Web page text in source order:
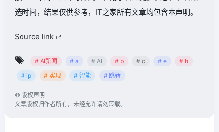
选时间，结果仅供参考，IT之家所有文章均包含本声明。
Source link
# AI新闻 # a # AI # b # c # e
# h
# ip
# 实现 # 智能 # 跳转
© 版权声明
文章版权归作者所有，未经允许请勿转载。